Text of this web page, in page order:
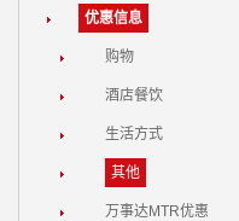
优惠信息
购物
酒店餐饮
生活方式
其他
万事达MTR优惠